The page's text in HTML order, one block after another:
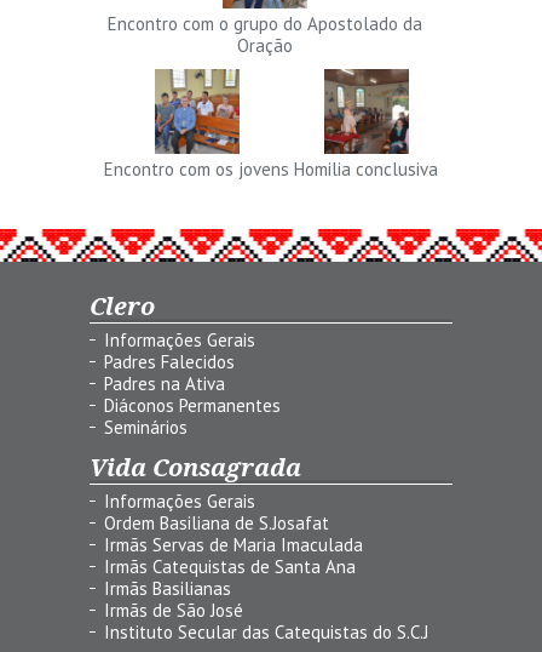
Encontro com o grupo do Apostolado da
Oração
Encontro com os jovens Homilia conclusiva
Clero
Informações Gerais
Padres Falecidos
Padres na Ativa
Diáconos Permanentes
Seminários
Vida Consagrada
Informações Gerais
Ordem Basiliana de S.Josafat
Irmãs Servas de Maria Imaculada
Irmãs Catequistas de Santa Ana
Irmãs Basilianas
Irmãs de São José
Instituto Secular das Catequistas do S.C.J